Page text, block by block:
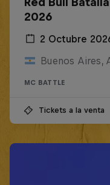
2026
2 Octubre
Buenos Aires,
MC BATTLE
Tickets a la venta